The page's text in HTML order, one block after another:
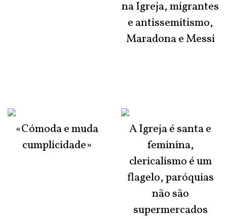
«Cómoda e muda
cumplicidade»
na Igreja, migrantes
e antissemitismo,
Maradona e Messi
A Igreja é santa e
feminina,
clericalismo é um
flagelo, paróquias
não são
supermercados